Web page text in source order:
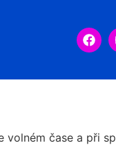
čase a při